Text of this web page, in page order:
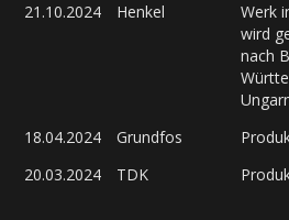
21.10.2024 Henkel
Werk
wird
nach
18.04.2024 Grundfos
20.03.2024
TDK